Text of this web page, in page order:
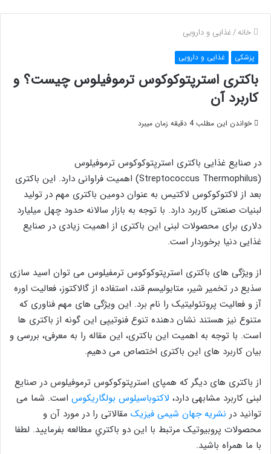
خانه/غذایی و دارویی
پزشکی غذایی و دارویی
باکتری استرپتوکوکوس ترموفیلوس چیست؟ و
کاربرد آن
خواندن این مطلب 4 دقیقه زمان میبرد
در صنایع غذایی باکتری استرپتوکوکوس ترموفیلوس
(Streptococcus Thermophilus) اهمیت فراوانی دارد. این باکتری
بعد از لاکتوکوکوس لاکتیس به عنوان دومین باکتری مهم در تولید
لبنیات صنعتی کاربرد دارد. با توجه به بازار سالانه حدود چهل میلیارد
دلاری برای محصولات لبنی این باکتری از اهمیت زیادی در صنایع
غذایی دنیا برخوردار است.
از ویژگی های باکتری استرپتوکوکوس ترمفیلوس می توان اسید سازی
سذیع در تخمیر شیر، متابولیسم قند، استفاده از گالاکتوز، فعالیت اوره
آز و فعالیت پروتئولیتیک را نام برد. این ویژگی های مهم فناوری که
متنوع نیز هستند نشان دهنده تنوع فنوتیپی این گونه از باکتری ها
است. با توجه به اهمیت این باکتری، این مقاله را به معرفی، بررسی و
بیان کاربرد های این باکتری اختصاص می دهیم.
از باکتری های دیگر که همپای استرپتوکوکوس ترموفیلوس در صنایع
لبنی کاربرد مشابهی دارد، لاکتوباسیلوس بولگاریکوس است. شما می
توانید در نشریه جهان شیمی فیزیک مقالاتی را در مورد آن و
محصولات پروبیوتیک مرتبط با اين دو باکتري مطالعه بفرمایید. لطفا
با ما همراه باشید.